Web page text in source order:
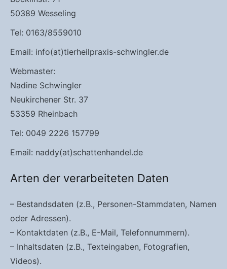
50389 Wesseling
Tel: 0163/8559010
Email: info(at)tierheilpraxis-schwingler.de
Webmaster:
Nadine Schwingler
Neukirchener Str. 37
53359 Rheinbach
Tel: 0049 2226 157799
Email: naddy(at)schattenhandel.de
Arten der verarbeiteten Daten
– Bestandsdaten (z.B., Personen-Stammdaten, Namen
oder Adressen).
– Kontaktdaten (z.B., E-Mail, Telefonnummern).
– Inhaltsdaten (z.B., Texteingaben, Fotografien,
Videos).